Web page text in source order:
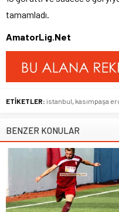
tamamladı.
AmatorLig.Net
ETİKETLER: istanbul kasımpaşa
BENZER KONULAR